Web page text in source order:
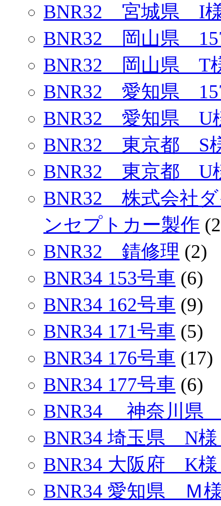
BNR32 宮城県 I
BNR32 岡山県
BNR32 岡山県 T
BNR32 愛知県
BNR32 愛知県 U
BNR32 東京都 S
BNR32 東京都 U
BNR32 株式会社
ンセプトカー製作
BNR32 錆修理 (2)
BNR34 153号車 (6)
BNR34 162号車 (9)
BNR34 171号車 (5)
BNR34 176号車 (17)
BNR34 177号車 (6)
BNR34 神奈川県
BNR34 埼玉県 N
BNR34 大阪府 K
BNR34 愛知県 Ｍ